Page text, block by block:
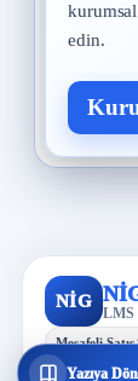
Yazıya Dön
edin.
NİG
LMS
Mesafeli Satış
KVKK